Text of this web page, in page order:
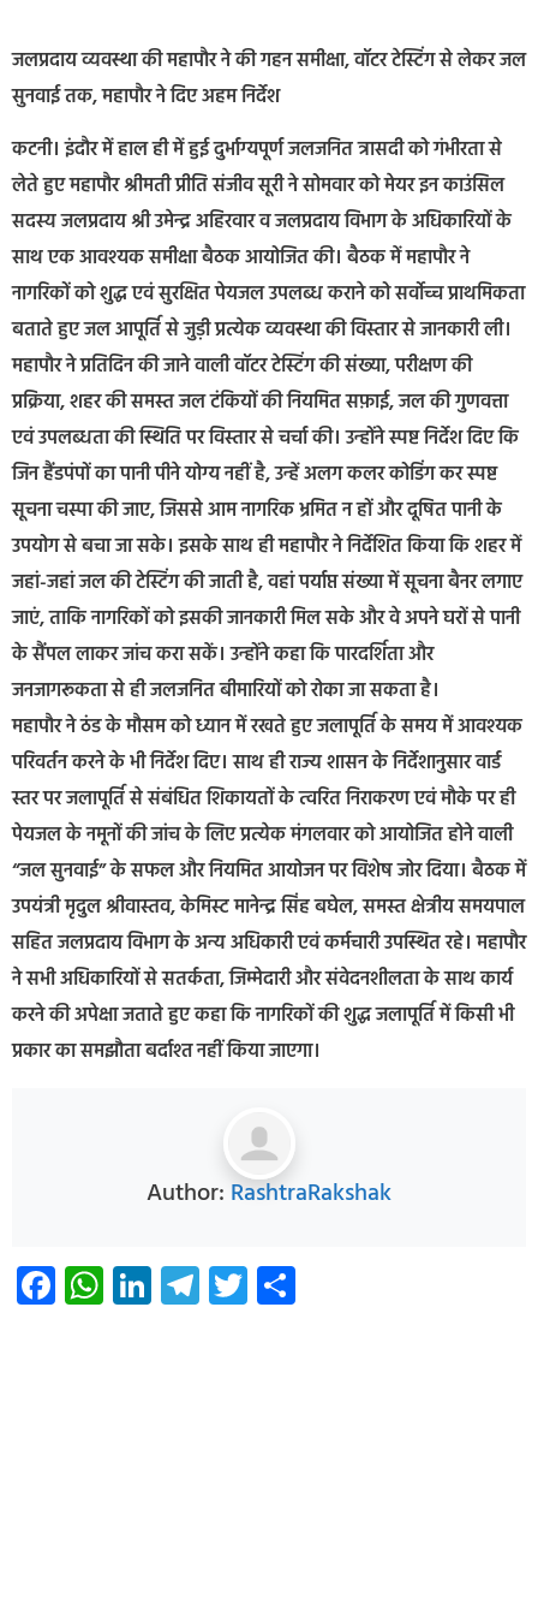
जलप्रदाय व्यवस्था की महापौर ने की गहन समीक्षा, वॉटर टेस्टिंग से लेकर जल
सुनवाई तक, महापौर ने दिए अहम निर्देश
कटनी। इंदौर में हाल ही में हुई दुर्भाग्यपूर्ण जलजनित त्रासदी को गंभीरता से
लेते हुए महापौर श्रीमती प्रीति संजीव सूरी ने सोमवार को मेयर इन काउंसिल
सदस्य जलप्रदाय श्री उमेन्द्र अहिरवार व जलप्रदाय विभाग के अधिकारियों के
साथ एक आवश्यक समीक्षा बैठक आयोजित की। बैठक में महापौर ने
नागरिकों को शुद्ध एवं सुरक्षित पेयजल उपलब्ध कराने को सर्वोच्च प्राथमिकता
बताते हुए जल आपूर्ति से जुड़ी प्रत्येक व्यवस्था की विस्तार से जानकारी ली।
महापौर ने प्रतिदिन की जाने वाली वॉटर टेस्टिंग की संख्या, परीक्षण की
प्रक्रिया, शहर की समस्त जल टंकियों की नियमित सफ़ाई, जल की गुणवत्ता
एवं उपलब्धता की स्थिति पर विस्तार से चर्चा की। उन्होंने स्पष्ट निर्देश दिए कि
जिन हैंडपंपों का पानी पीने योग्य नहीं है, उन्हें अलग कलर कोडिंग कर स्पष्ट
सूचना चस्पा की जाए, जिससे आम नागरिक भ्रमित न हों और दूषित पानी के
उपयोग से बचा जा सके। इसके साथ ही महापौर ने निर्देशित किया कि शहर में
जहां-जहां जल की टेस्टिंग की जाती है, वहां पर्याप्त संख्या में सूचना बैनर लगाए
जाएं, ताकि नागरिकों को इसकी जानकारी मिल सके और वे अपने घरों से पानी
के सैंपल लाकर जांच करा सकें। उन्होंने कहा कि पारदर्शिता और
जनजागरूकता से ही जलजनित बीमारियों को रोका जा सकता है।
महापौर ने ठंड के मौसम को ध्यान में रखते हुए जलापूर्ति के समय में आवश्यक
परिवर्तन करने के भी निर्देश दिए। साथ ही राज्य शासन के निर्देशानुसार वार्ड
स्तर पर जलापूर्ति से संबंधित शिकायतों के त्वरित निराकरण एवं मौके पर ही
पेयजल के नमूनों की जांच के लिए प्रत्येक मंगलवार को आयोजित होने वाली
“जल सुनवाई” के सफल और नियमित आयोजन पर विशेष जोर दिया। बैठक में
उपयंत्री मृदुल श्रीवास्तव, केमिस्ट मानेन्द्र सिंह बघेल, समस्त क्षेत्रीय समयपाल
सहित जलप्रदाय विभाग के अन्य अधिकारी एवं कर्मचारी उपस्थित रहे। महापौर
ने सभी अधिकारियों से सतर्कता, जिम्मेदारी और संवेदनशीलता के साथ कार्य
करने की अपेक्षा जताते हुए कहा कि नागरिकों की शुद्ध जलापूर्ति में किसी भी
प्रकार का समझौता बर्दाश्त नहीं किया जाएगा।
Author: RashtraRakshak
Facebook
WhatsApp
LinkedIn
Telegram
Twitter